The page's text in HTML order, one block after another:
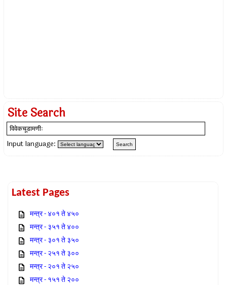
Site Search
Input language:
Latest Pages
मन्त्र - ४०१ ते ४५०
मन्त्र - ३५१ ते ४००
मन्त्र - ३०१ ते ३५०
मन्त्र - २५१ ते ३००
मन्त्र - २०१ ते २५०
मन्त्र - १५१ ते २००